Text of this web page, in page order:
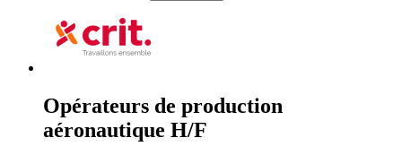
Opérateurs de production
aéronautique H/F